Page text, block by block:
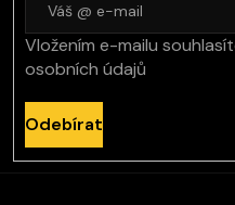
Vložením e-mailu
osobních údajů
Odebírat